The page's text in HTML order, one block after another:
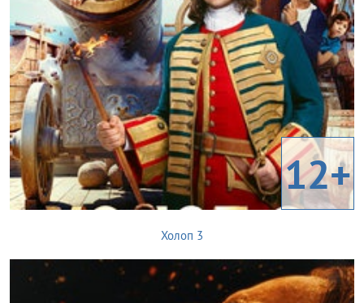
12+
Холоп 3